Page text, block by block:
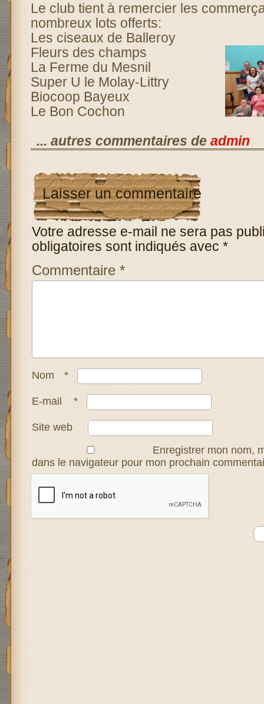
Le club tient à remercier les
nombreux lots offerts:
Les ciseaux de Balleroy
Fleurs des champs
La Ferme du Mesnil
Super U le Molay-Littry
Biocoop Bayeux
Le Bon Cochon
... autres commentaires de admin
Laisser un commentaire
Votre adresse e-mail ne sera pas
obligatoires sont indiqués avec *
Commentaire *
Nom *
E-mail *
Site web
Enregistrer mon nom,
dans le navigateur pour mon prochain